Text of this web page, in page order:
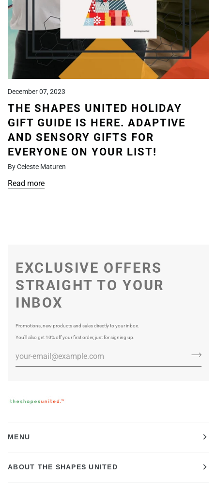
December 07, 2023
THE SHAPES UNITED HOLIDAY
GIFT GUIDE IS HERE. ADAPTIVE
AND SENSORY GIFTS FOR
EVERYONE ON YOUR LIST!
By Celeste Maturen
Read more
EXCLUSIVE OFFERS
STRAIGHT TO YOUR
INBOX
Promotions, new products and sales directly to your inbox.
You’ll also get 10% off your first order, just for signing up.
MENU
ABOUT THE SHAPES UNITED